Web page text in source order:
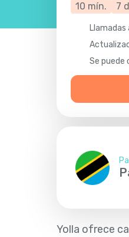
10 mín. 7
Llamadas
Se puede
Yolla ofrece